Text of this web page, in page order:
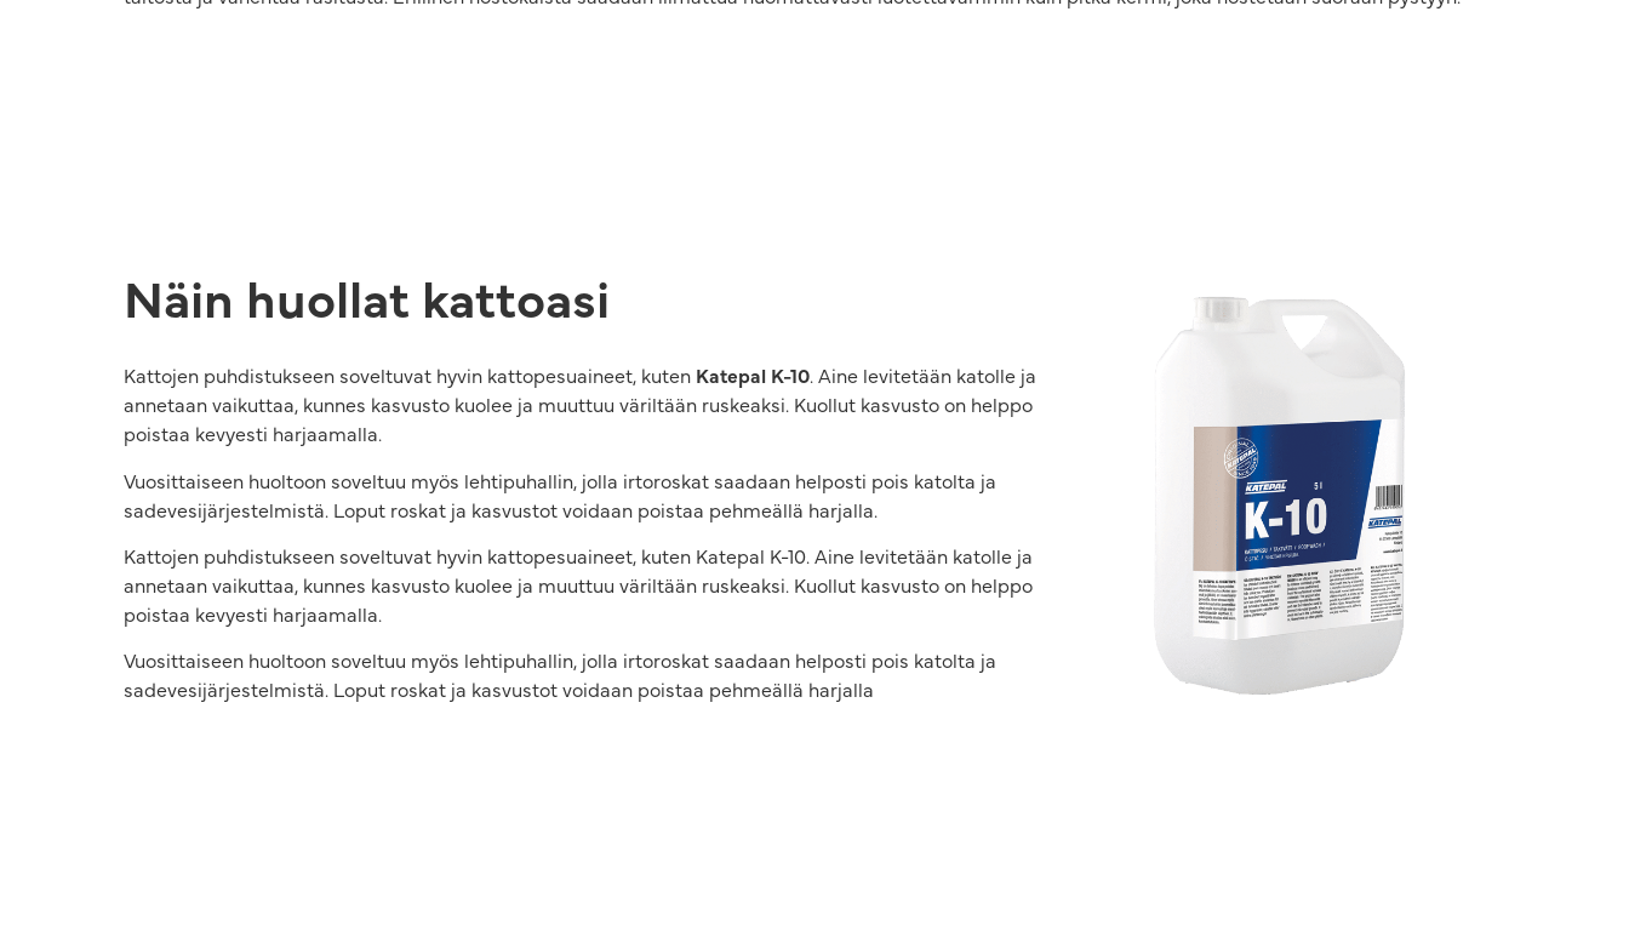
Näin huollat kattoasi
Kattojen puhdistukseen soveltuvat hyvin kattopesuaineet, kuten Katepal K-10. Aine levitetään katolle ja
annetaan vaikuttaa, kunnes kasvusto kuolee ja muuttuu väriltään ruskeaksi. Kuollut kasvusto on helppo
poistaa kevyesti harjaamalla.
Vuosittaiseen huoltoon soveltuu myös lehtipuhallin, jolla irtoroskat saadaan helposti pois katolta ja
sadevesijärjestelmistä. Loput roskat ja kasvustot voidaan poistaa pehmeällä harjalla.
Kattojen puhdistukseen soveltuvat hyvin kattopesuaineet, kuten Katepal K-10. Aine levitetään katolle ja
annetaan vaikuttaa, kunnes kasvusto kuolee ja muuttuu väriltään ruskeaksi. Kuollut kasvusto on helppo
poistaa kevyesti harjaamalla.
Vuosittaiseen huoltoon soveltuu myös lehtipuhallin, jolla irtoroskat saadaan helposti pois katolta ja
sadevesijärjestelmistä. Loput roskat ja kasvustot voidaan poistaa pehmeällä harjalla